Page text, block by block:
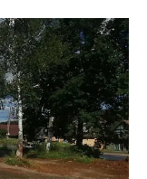
Кроме электронных
по
и канализации,
перечень
развития этой
года
Тогда цена
13 тысяч
электронной